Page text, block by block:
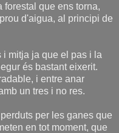
que ens torna,
d'aigua, al principi de
i mitja ja que el pas i la
és bastant eixerit.
i entre anar
un tres i no res.
per les ganes que
en tot moment, que